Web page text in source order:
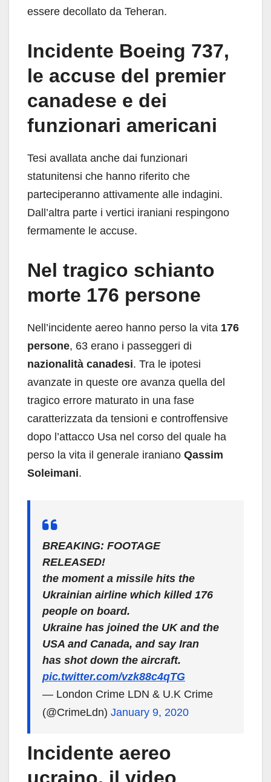
essere decollato da Teheran.
Incidente Boeing 737,
le accuse del premier
canadese e dei
funzionari americani
Tesi avallata anche dai funzionari
statunitensi che hanno riferito che
parteciperanno attivamente alle indagini.
Dall’altra parte i vertici iraniani respingono
fermamente le accuse.
Nel tragico schianto
morte 176 persone
Nell’incidente aereo hanno perso la vita 176
persone, 63 erano i passeggeri di
nazionalità canadesi. Tra le ipotesi
avanzate in queste ore avanza quella del
tragico errore maturato in una fase
caratterizzata da tensioni e controffensive
dopo l’attacco Usa nel corso del quale ha
perso la vita il generale iraniano Qassim
Soleimani.
BREAKING: FOOTAGE
RELEASED!
the moment a missile hits the
Ukrainian airline which killed 176
people on board.
Ukraine has joined the UK and the
USA and Canada, and say Iran
has shot down the aircraft.
pic.twitter.com/vzk88c4qTG
— London Crime LDN & U.K Crime
(@CrimeLdn) January 9, 2020
Incidente aereo